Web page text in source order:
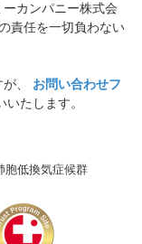
カンパニー株式会
責任を一切負わない
、 お問い合わせフ
たします。
胞低換気症候群